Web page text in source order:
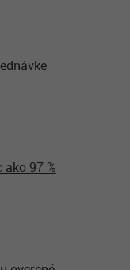
ako 97 %